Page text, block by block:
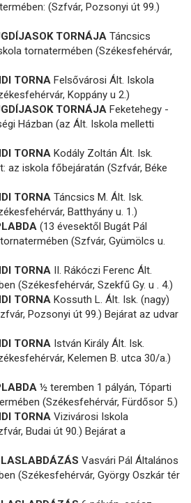
(Szfvár, Pozsonyi út 99.)
TORNÁJA Táncsics
tornatermében (Székesfehérvár,
TORNA Felsővárosi Ált. Iskola
Koppány u 2.)
TORNÁJA Feketehegy -
Házban (az Ált. Iskola melletti
TORNA Kodály Zoltán Ált. Isk.
az iskola főbejáratán (Szfvár, Béke
TORNA Táncsics M. Ált. Isk.
Batthyány u. 1.)
(13 évesektől Bugát Pál
(Szfvár, Gyümölcs u.
TORNA II. Rákóczi Ferenc Ált.
(Székesfehérvár, Szekfű Gy. u . 4.)
TORNA Kossuth L. Ált. Isk. (nagy)
Pozsonyi út 99.) Bejárat az udvar
TORNA István Király Ált. Isk.
Kelemen B. utca 30/a.)
½ teremben 1 pályán, Tóparti
(Székesfehérvár, Fürdősor 5.)
TORNA Vizivárosi Iskola
Budai út 90.) Bejárat a
Vasvári Pál Általános
(Székesfehérvár, György Oszkár tér